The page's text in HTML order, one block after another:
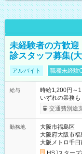
未経験者の方歓
診スタッフ募集(
アルバイト 職種未経験
給与
時給1,200円～
いずれの業務も
期間】試用期
交通費別途
勤務地
大阪市福島区
大阪府大阪市
大阪メトロ千日